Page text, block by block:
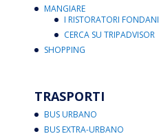
MANGIARE
I RISTORATORI FONDANI
CERCA SU TRIPADVISOR
SHOPPING
TRASPORTI
BUS URBANO
BUS EXTRA-URBANO